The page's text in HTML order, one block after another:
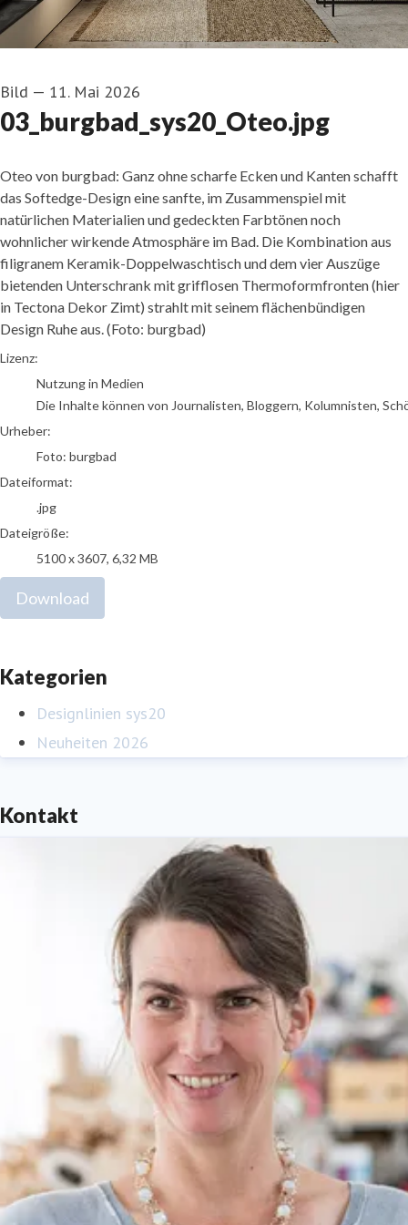
Bild — 11. Mai 2026
03_burgbad_sys20_Oteo.jpg
Oteo von burgbad: Ganz ohne scharfe Ecken und Kanten schafft
das Softedge-Design eine sanfte, im Zusammenspiel mit
natürlichen Materialien und gedeckten Farbtönen noch
wohnlicher wirkende Atmosphäre im Bad. Die Kombination aus
filigranem Keramik-Doppelwaschtisch und dem vier Auszüge
bietenden Unterschrank mit grifflosen Thermoformfronten (hier
in Tectona Dekor Zimt) strahlt mit seinem flächenbündigen
Design Ruhe aus. (Foto: burgbad)
Foto: burgbad
Lizenz:
Nutzung in Medien
Die Inhalte können von Journalisten, Bloggern, Kolumnisten,
Urheber:
Foto: burgbad
Dateiformat:
.jpg
Dateigröße:
5100 x 3607, 6,32 MB
Download
Kategorien
Designlinien sys20
Neuheiten 2026
Kontakt